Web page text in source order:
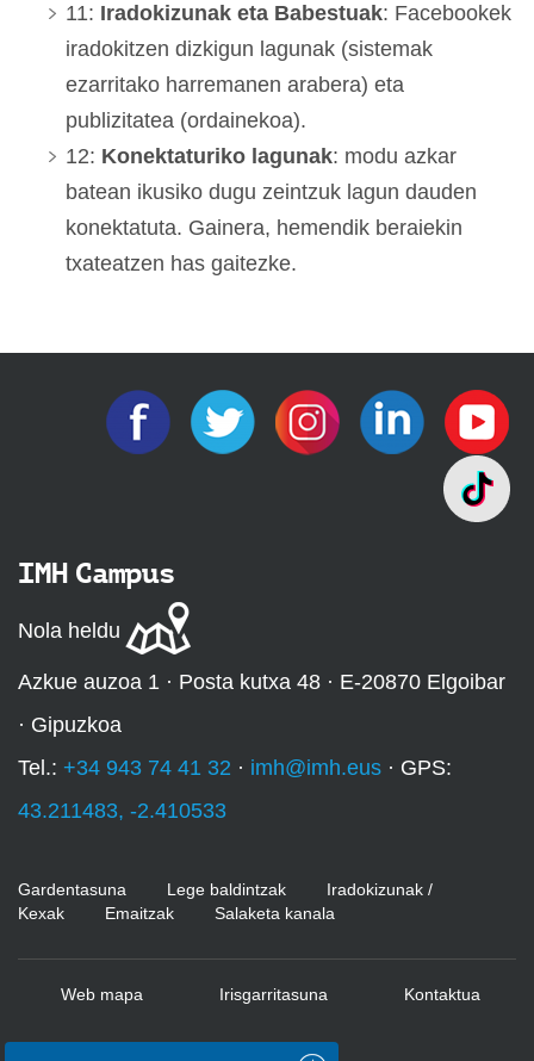
11: Iradokizunak eta Babestuak: Facebookek
iradokitzen dizkigun lagunak (sistemak
ezarritako harremanen arabera) eta
publizitatea (ordainekoa).
12: Konektaturiko lagunak: modu azkar
batean ikusiko dugu zeintzuk lagun dauden
konektatuta. Gainera, hemendik beraiekin
txateatzen has gaitezke.
IMH Campus
Nola heldu
Azkue auzoa 1 · Posta kutxa 48 · E-20870 Elgoibar
· Gipuzkoa
Tel.: +34 943 74 41 32 · imh@imh.eus · GPS:
43.211483, -2.410533
Gardentasuna Lege baldintzak
Iradokizunak /
Kexak
Emaitzak Salaketa kanala
Web mapa Irisgarritasuna Kontaktua